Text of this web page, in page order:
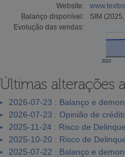
Website:
Balanço disponível:
SIM
Evolução das vendas:
2023
Últimas alterações
2026-07-23 : Balanço e
2026-07-23 : Opinião de
2025-11-24 : Risco de
2025-10-20 : Risco de
2025-07-22 : Balanço e